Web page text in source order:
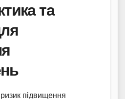
та
підвищення